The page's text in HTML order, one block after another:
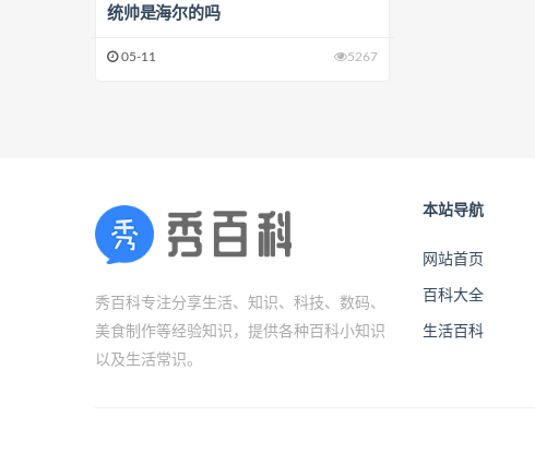
统帅是海尔的吗
05-11 5267
秀百科专注分享生活、知识、科技、数码、
美食制作等经验知识，提供各种百科小知识
以及生活常识。
本站导航
网站首页
百科大全
生活百科